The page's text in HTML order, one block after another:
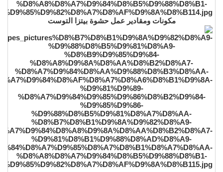
مكونات ومقادير عمل حشوة بيتزا التوست